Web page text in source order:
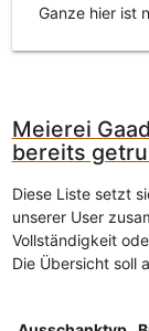
Ganze hier ist
Meierei
bereits
Diese Liste setzt
unserer User
Vollständigkeit
Die Übersicht soll